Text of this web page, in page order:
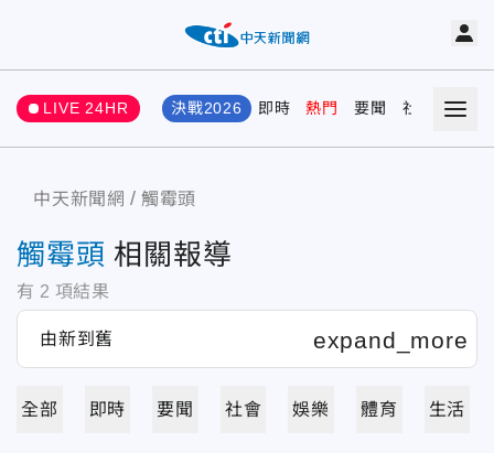
LIVE 24HR 決戰2026 即時 熱門 要聞 社會 娛樂
中天新聞網 觸霉頭
觸霉頭 相關報導
有 2 項結果
全部 即時 要聞 社會 娛樂 體育 生活